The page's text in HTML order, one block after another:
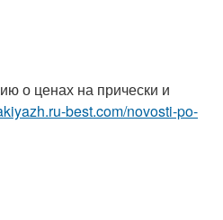
о ценах на прически и
best.com/novosti-po-